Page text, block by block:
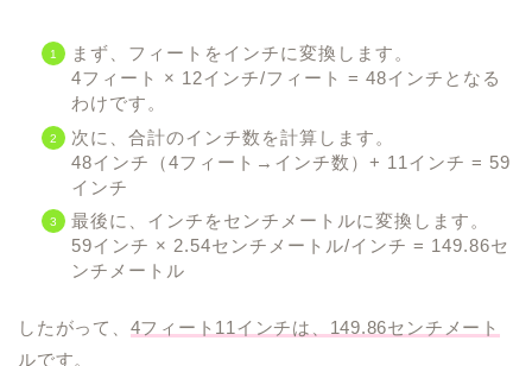
まず、フィートをインチに変換します。
4フィート × 12インチ/フィート = 48インチとなる
わけです。
次に、合計のインチ数を計算します。
48インチ（4フィート→インチ数）+ 11インチ = 59
インチ
最後に、インチをセンチメートルに変換します。
59インチ × 2.54センチメートル/インチ = 149.86セ
ンチメートル
したがって、 4フィート11インチは、149.86センチメート
ルです。